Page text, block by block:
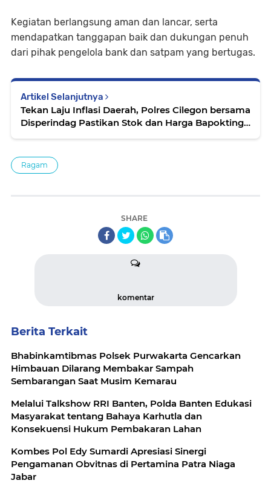
Kegiatan berlangsung aman dan lancar, serta
mendapatkan tanggapan baik dan dukungan penuh
dari pihak pengelola bank dan satpam yang bertugas.
Artikel Selanjutnya
Tekan Laju Inflasi Daerah, Polres Cilegon bersama
Disperindag Pastikan Stok dan Harga Bapokting
Ragam
SHARE
komentar
Berita Terkait
Bhabinkamtibmas Polsek Purwakarta Gencarkan
Himbauan Dilarang Membakar Sampah
Sembarangan Saat Musim Kemarau
Melalui Talkshow RRI Banten, Polda Banten Edukasi
Masyarakat tentang Bahaya Karhutla dan
Konsekuensi Hukum Pembakaran Lahan
Kombes Pol Edy Sumardi Apresiasi Sinergi
Pengamanan Obvitnas di Pertamina Patra Niaga
Jabar